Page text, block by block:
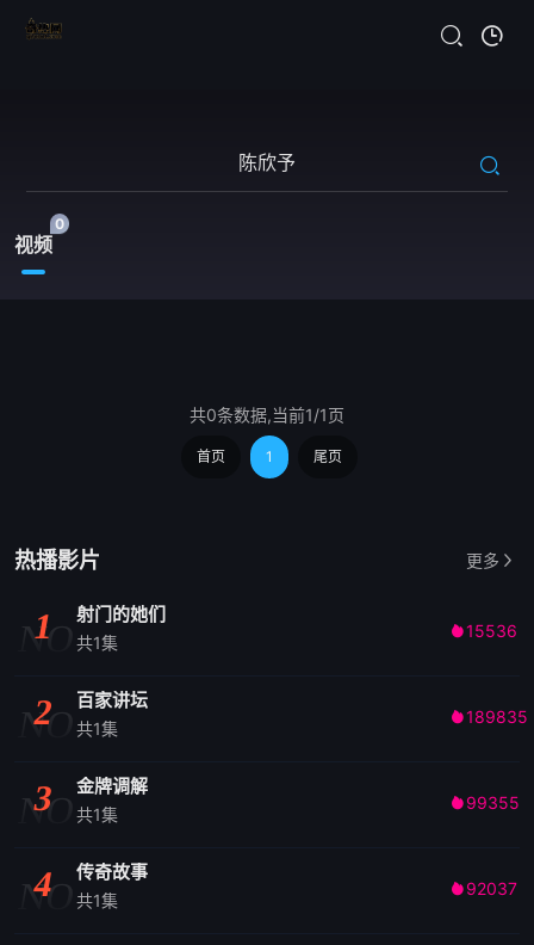
视频
0
共0条数据,当前1/1页
首页 1 尾页
热播影片 更多
NO
1 射门的她们
共1集
15536
NO
2 百家讲坛
共1集
189835
NO
3 金牌调解
共1集
 99355
NO
4 传奇故事
共1集
 92037